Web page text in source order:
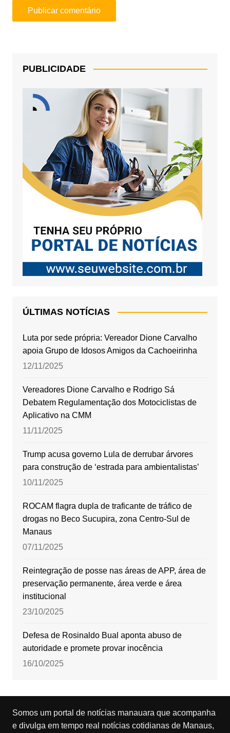
PUBLICIDADE
ÚLTIMAS NOTÍCIAS
Luta por sede própria: Vereador Dione Carvalho
apoia Grupo de Idosos Amigos da Cachoeirinha
12/11/2025
Vereadores Dione Carvalho e Rodrigo Sá
Debatem Regulamentação dos Motociclistas de
Aplicativo na CMM
11/11/2025
Trump acusa governo Lula de derrubar árvores
para construção de ‘estrada para ambientalistas’
10/11/2025
ROCAM flagra dupla de traficante de tráfico de
drogas no Beco Sucupira, zona Centro-Sul de
Manaus
07/11/2025
Reintegração de posse nas áreas de APP, área de
preservação permanente, área verde e área
institucional
23/10/2025
Defesa de Rosinaldo Bual aponta abuso de
autoridade e promete provar inocência
16/10/2025
Somos um portal de notícias manauara que acompanha
e divulga em tempo real notícias cotidianas de Manaus,